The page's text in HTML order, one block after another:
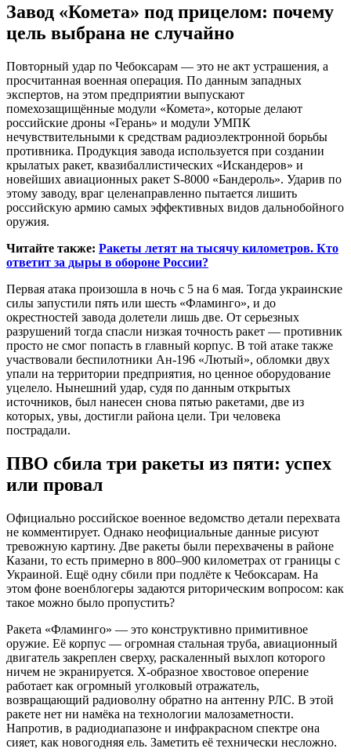
Завод «Комета» под прицелом: почему
цель выбрана не случайно
Повторный удар по Чебоксарам — это не акт устрашения, а
просчитанная военная операция. По данным западных
экспертов, на этом предприятии выпускают
помехозащищённые модули «Комета», которые делают
российские дроны «Герань» и модули УМПК
нечувствительными к средствам радиоэлектронной борьбы
противника. Продукция завода используется при создании
крылатых ракет, квазибаллистических «Искандеров» и
новейших авиационных ракет S‑8000 «Бандероль». Ударив по
этому заводу, враг целенаправленно пытается лишить
российскую армию самых эффективных видов дальнобойного
оружия.
Читайте также: Ракеты летят на тысячу километров. Кто
ответит за дыры в обороне России?
Первая атака произошла в ночь с 5 на 6 мая. Тогда украинские
силы запустили пять или шесть «Фламинго», и до
окрестностей завода долетели лишь две. От серьезных
разрушений тогда спасли низкая точность ракет — противник
просто не смог попасть в главный корпус. В той атаке также
участвовали беспилотники Ан-196 «Лютый», обломки двух
упали на территории предприятия, но ценное оборудование
уцелело. Нынешний удар, судя по данным открытых
источников, был нанесен снова пятью ракетами, две из
которых, увы, достигли района цели. Три человека
пострадали.
ПВО сбила три ракеты из пяти: успех
или провал
Официально российское военное ведомство детали перехвата
не комментирует. Однако неофициальные данные рисуют
тревожную картину. Две ракеты были перехвачены в районе
Казани, то есть примерно в 800–900 километрах от границы с
Украиной. Ещё одну сбили при подлёте к Чебоксарам. На
этом фоне военблогеры задаются риторическим вопросом: как
такое можно было пропустить?
Ракета «Фламинго» — это конструктивно примитивное
оружие. Её корпус — огромная стальная труба, авиационный
двигатель закреплен сверху, раскаленный выхлоп которого
ничем не экранируется. Х-образное хвостовое оперение
работает как огромный уголковый отражатель,
возвращающий радиоволну обратно на антенну РЛС. В этой
ракете нет ни намёка на технологии малозаметности.
Напротив, в радиодиапазоне и инфракрасном спектре она
сияет, как новогодняя ель. Заметить её технически несложно.